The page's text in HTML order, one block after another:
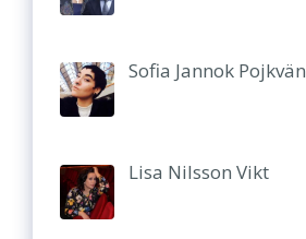
Sofia Jannok Pojkvän
Lisa Nilsson Vikt